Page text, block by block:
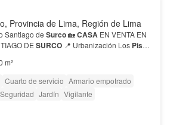
Provincia de Lima, Región de Lima
Venta de hermosa residencia en condominio Santiago de Surco🏡CASA EN VENTA EN
DE SURCO 📍 Urbanización Los Piso
m²
Cuarto de servicio Armario empotrado
Seguridad Jardín Vigilante